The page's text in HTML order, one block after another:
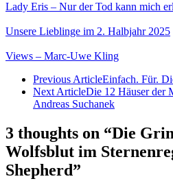
Lady Eris – Nur der Tod kann mich
Unsere Lieblinge im 2. Halbjahr 2025
Views – Marc-Uwe Kling
Previous ArticleEinfach. Für.
Next ArticleDie 12 Häuser der
Andreas Suchanek
3 thoughts on “Die
Wolfsblut im
Shepherd”